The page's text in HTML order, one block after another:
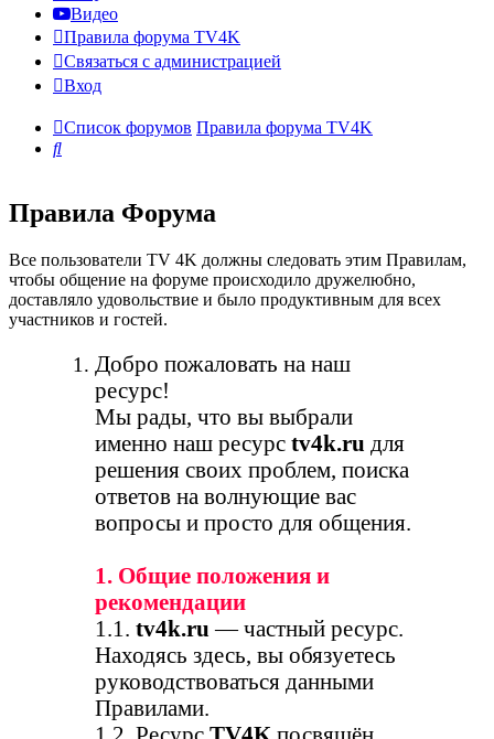
Видео
Правила форума TV4K
Связаться с администрацией
Вход
Список форумов Правила форума TV4K
Поиск
Правила Форума
Все пользователи TV 4K должны следовать этим Правилам,
чтобы общение на форуме происходило дружелюбно,
доставляло удовольствие и было продуктивным для всех
участников и гостей.
Добро пожаловать на наш
ресурс!
Мы рады, что вы выбрали
именно наш ресурсtv4k.ru для
решения своих проблем, поиска
ответов на волнующие вас
вопросы и просто для общения.
1. Общие положения и
рекомендации
1.1.tv4k.ru — частный ресурс.
Находясь здесь, вы обязуетесь
руководствоваться данными
Правилами.